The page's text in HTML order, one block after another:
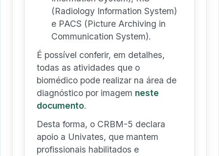
(Radiology Information System)
e PACS (Picture Archiving in
Communication System).
É possível conferir, em detalhes,
todas as atividades que o
biomédico pode realizar na área de
diagnóstico por imagem neste
documento.
Desta forma, o CRBM-5 declara
apoio a Univates, que mantem
profissionais habilitados e